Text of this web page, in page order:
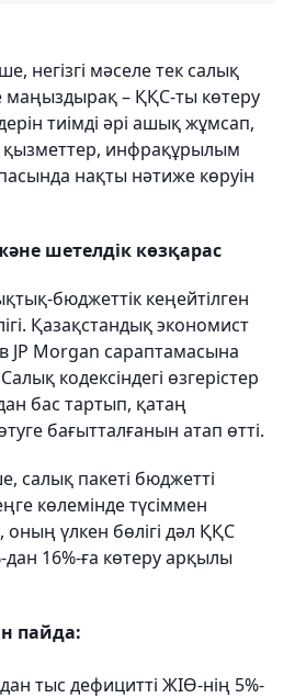
негізгі мәселе тек салық
маңыздырақ – ҚҚС-ты көтеру
тиімді әрі ашық жұмсап,
қызметтер, инфрақұрылым
нақты нәтиже көруін
шетелдік көзқарас
бюджеттік кеңейтілген
Қазақстандық экономист
Morgan сараптамасына
кодексіндегі өзгерістер
бас тартып, қатаң
бағытталғанын атап өтті.
салық пакеті бюджетті
көлемінде түсіммен
оның үлкен бөлігі дәл ҚҚС
16%-ға көтеру арқылы
пайда:
тыс дефицитті ЖІӨ-нің 5%-